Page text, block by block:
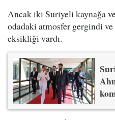
Ancak iki Suriyeli kaynağa
odadaki atmosfer gergindi
eksikliği vardı.